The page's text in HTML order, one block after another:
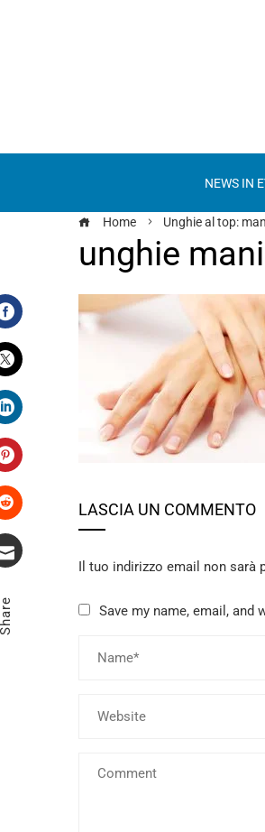
NEWS IN
Home Unghie al top:
unghie
Facebook
Twitter
LinkedIn
Pinterest
Stumbleupon
LASCIA UN COMMENTO
Il tuo indirizzo email non sarà
Save my name, email,